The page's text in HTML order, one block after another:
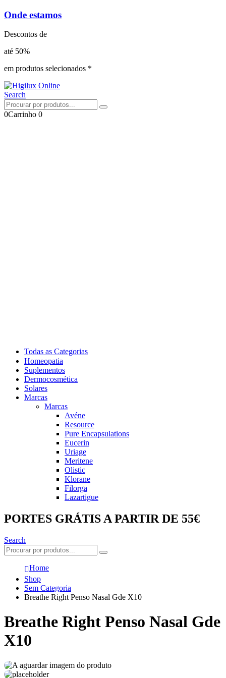
Onde estamos
Descontos de
até 50%
em produtos selecionados *
Search
0Carrinho 0
Todas as Categorias
Homeopatia
Suplementos
Dermocosmética
Solares
Marcas
Marcas
Avéne
Resource
Pure Encapsulations
Eucerin
Uriage
Meritene
Olistic
Klorane
Filorga
Lazartigue
PORTES GRÁTIS A PARTIR DE 55€
Search
Home
Shop
Sem Categoria
Breathe Right Penso Nasal Gde X10
Breathe Right Penso Nasal Gde
X10